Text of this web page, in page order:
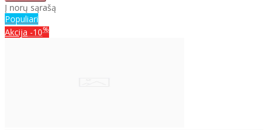
Į norų sąrašą
Populiari
Akcija -10%